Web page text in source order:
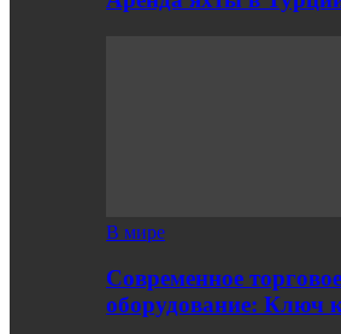
В мире
Современное
оборудование: Ключ